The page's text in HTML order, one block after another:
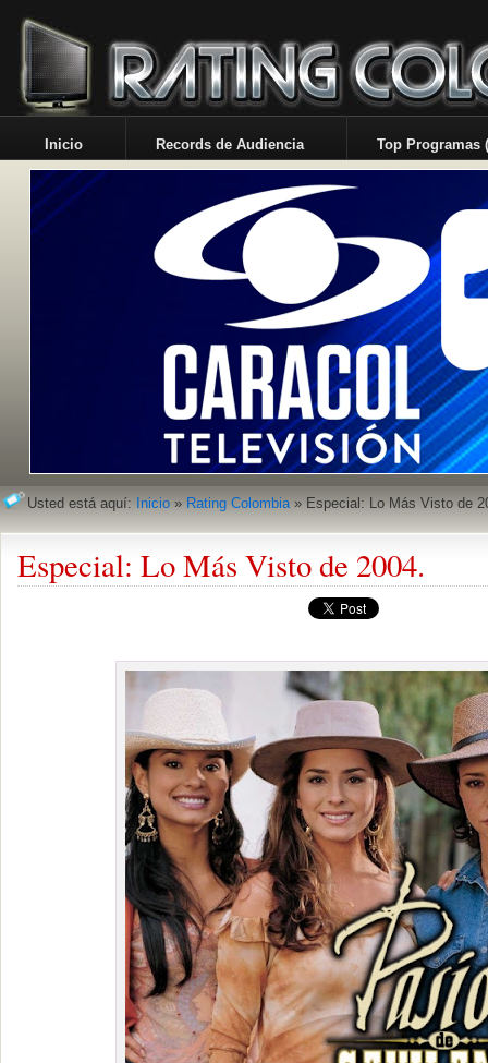
Inicio Records de Audiencia Top Programas
Usted está aquí: Inicio » Rating Colombia» Especial: Lo Más Visto de
Especial: Lo Más Visto de 2004.